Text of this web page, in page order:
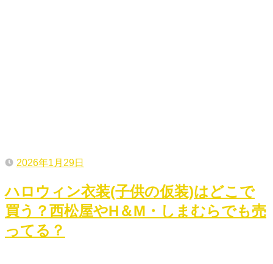
2026年1月29日
ハロウィン衣装(子供の仮装)はどこで
買う？西松屋やH＆M・しまむらでも売
ってる？